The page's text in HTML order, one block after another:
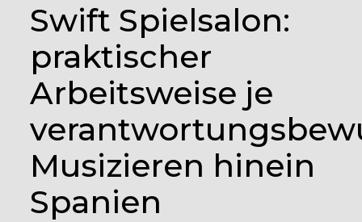
Swift Spielsalon:
praktischer
Arbeitsweise je
Musizieren hinein
Spanien